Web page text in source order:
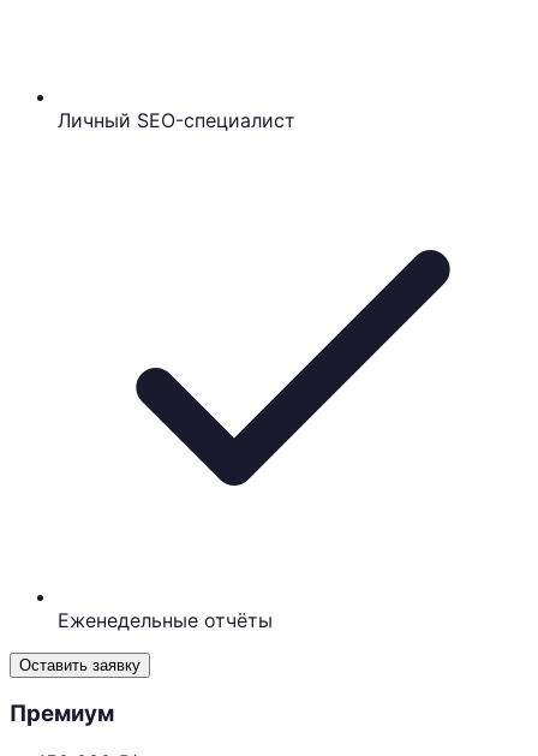
Личный SEO-специалист
Еженедельные отчёты
Оставить заявку
Премиум